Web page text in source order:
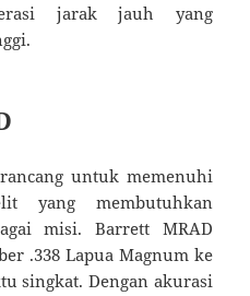
jarak jauh yang
untuk memenuhi
yang membutuhkan
misi. Barrett MRAD
.338 Lapua Magnum ke
singkat. Dengan akurasi